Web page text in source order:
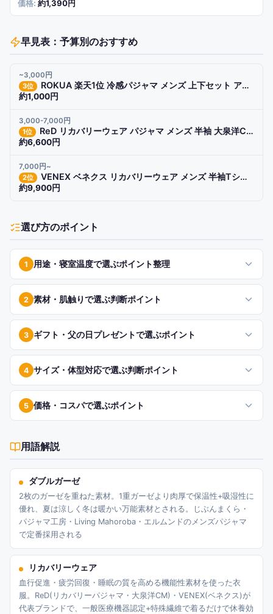
約1,390円
早見表：予算別のおすすめ
~3,000円
3位 ROKUA 楽天1位 冷感パジャマ メンズ 上下セット アイスシルク 半袖 短パン 大きいサイズ
約1,000円
3,000-7,000円
1位 ReD リカバリーウェア パジャマ メンズ 半袖 大泉洋CM 血行促進 疲労回復 一般医療機器
約6,600円
7,000円~
2位 VENEX ベネクス リカバリーウェア メンズ 半袖Tシャツ リフレッシュ 公式 機能性ルームウェア
約9,900円
選び方のポイント
1 用途・寝室温度で選ぶポイント整理
2 素材・肌触りで選ぶ判断ポイント
3 ギフト・父の日プレゼントで選ぶポイント
4 サイズ・体型対応で選ぶ判断ポイント
5 価格・コスパで選ぶポイント
用語解説
ダブルガーゼ
2枚のガーゼを重ねた素材。1重ガーゼより肉厚で保温性+吸湿性に
優れ、夏は涼しく冬は暖かい万能素材とされる。じぶんまくら・
パジャマ工房・Living Mahoroba・エルムンドのメンズパジャマ
で定番採用される
リカバリーウェア
血行促進・疲労回復・睡眠の質を高める機能性素材を使った衣
服。ReD(リカバリーパジャマ・大泉洋CM)・VENEX(ベネクス)が
代表ブランドで、一般医療機器認定+特殊繊維で着るだけで休養効